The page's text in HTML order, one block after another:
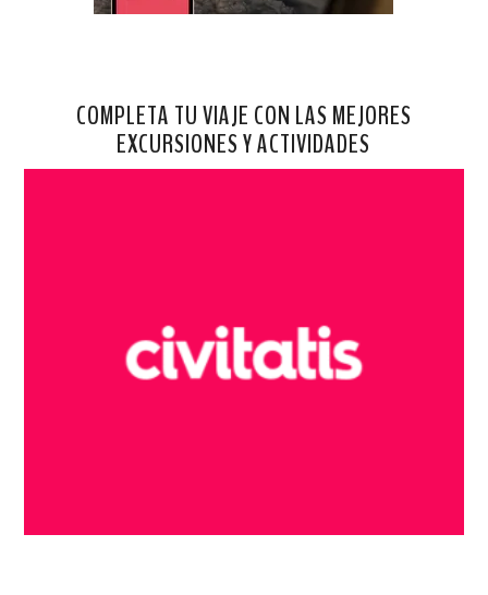
COMPLETA TU VIAJE CON LAS MEJORES
EXCURSIONES Y ACTIVIDADES